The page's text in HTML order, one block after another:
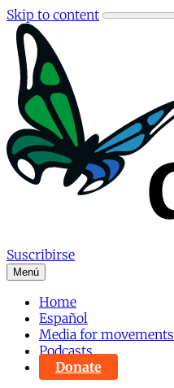
Skip to content
Suscribirse
Menú
Home
Español
Media for movements
Podcasts
Donate